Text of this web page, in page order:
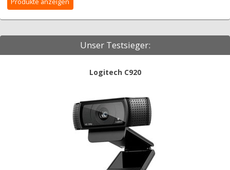
Unser Testsieger:
Logitech C920